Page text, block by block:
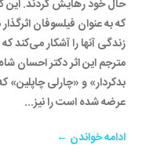
حال خود رهایش کردند.
که به عنوان فیلسوفان
زندگی آنها را آشکار می‌کند
مترجم این اثر دکتر احسان
بدکردار» و «چارلی چاپلین»
عرضه شده است را نیز...
ادامه خواندن ←